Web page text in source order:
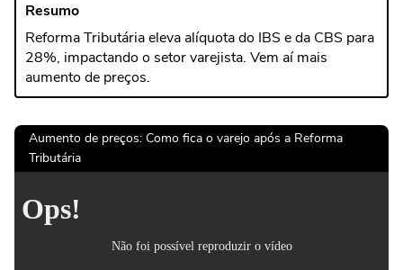
Resumo
Reforma Tributária eleva alíquota do IBS e da CBS para
28%, impactando o setor varejista. Vem aí mais
aumento de preços.
Aumento de preços: Como fica o varejo após a Reforma
Tributária